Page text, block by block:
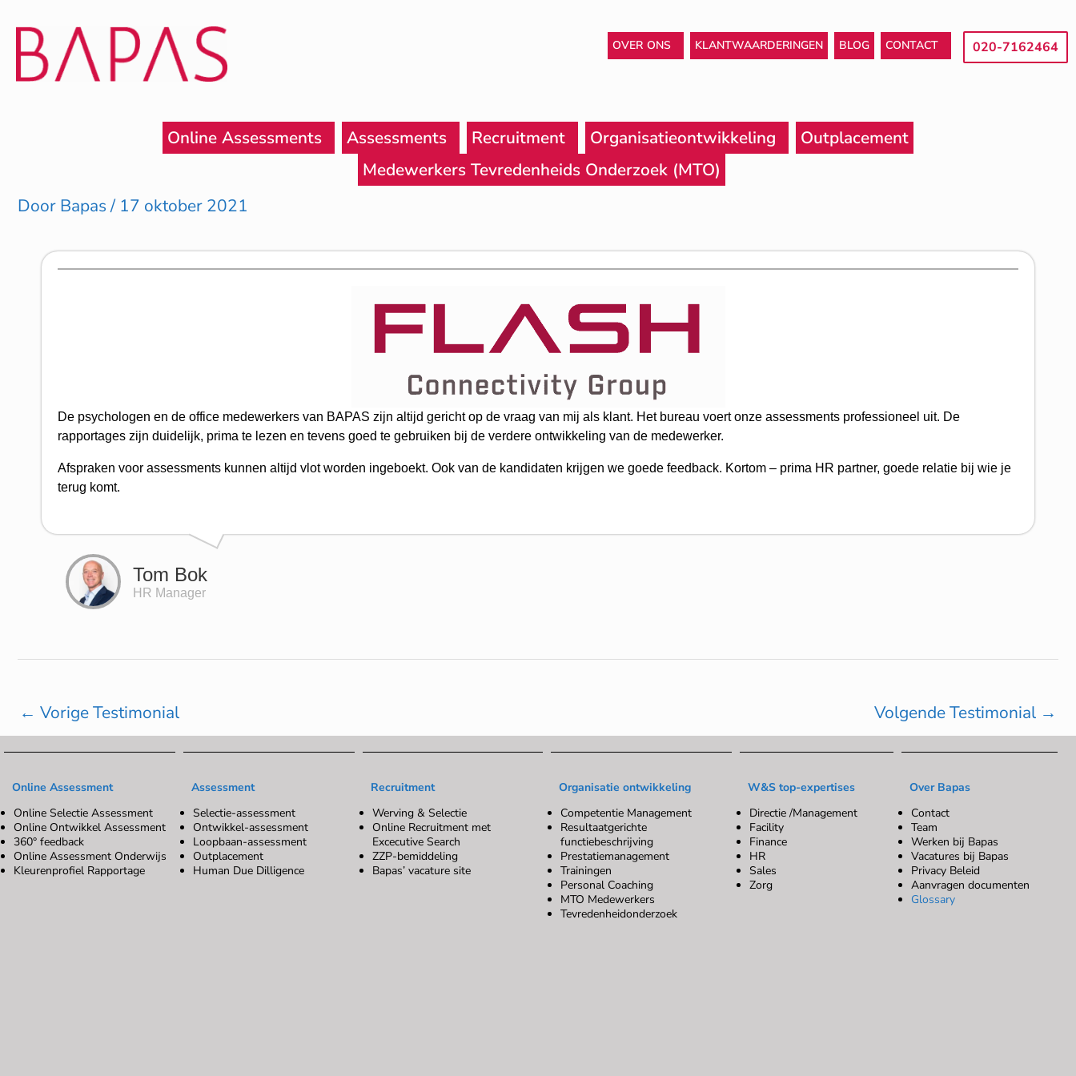
naar
inhoud
OVER ONS KLANTWAARDERINGEN BLOG CONTACT 020-7162464
Online Assessments Assessments Recruitment Organisatieontwikkeling
Outplacement
Medewerkers Tevredenheids Onderzoek (MTO)
Door Bapas/ 17 oktober 2021
De psychologen en de office medewerkers van BAPAS zijn altijd gericht op de vraag van mij als klant. Het bureau voert onze assessments professioneel uit. De
rapportages zijn duidelijk, prima te lezen en tevens goed te gebruiken bij de verdere ontwikkeling van de medewerker.
Afspraken voor assessments kunnen altijd vlot worden ingeboekt. Ook van de kandidaten krijgen we goede feedback. Kortom – prima HR partner, goede relatie bij wie je
terug komt.
Tom Bok
HR Manager
← Vorige Testimonial Volgende Testimonial →
Online Assessment
Online Selectie Assessment
Online Ontwikkel Assessment
360° feedback
Online Assessment Onderwijs
Kleurenprofiel Rapportage
Assessment
Selectie-assessment
Ontwikkel-assessment
Loopbaan-assessment
Outplacement
Human Due Dilligence
Recruitment
Werving & Selectie
Online Recruitment met
Excecutive Search
ZZP-bemiddeling
Bapas’ vacature site
Organisatie ontwikkeling
Competentie Management
Resultaatgerichte
functiebeschrijving
Prestatiemanagement
Trainingen
Personal Coaching
MTO Medewerkers
Tevredenheidonderzoek
W&S top-expertises
Directie /Management
Facility
Finance
HR
Sales
Zorg
Over Bapas
Contact
Team
Werken bij Bapas
Vacatures bij Bapas
Privacy Beleid
Aanvragen documenten
Glossary